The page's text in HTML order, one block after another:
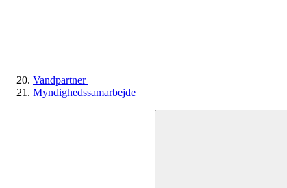
Vandpartner
Myndighedssamarbejde